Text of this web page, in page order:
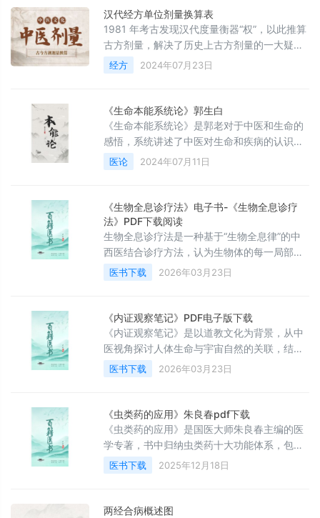
汉代经方单位剂量换算表
1981 年考古发现汉代度量衡器“权”，以此推算
古方剂量，解决了历史上古方剂量的一大疑
案，在互联网上流传的度量衡换算（包括柯雪
帆、李可、郝万山等）整理如下：1 斤 = 16 两
15.625 克、一铢 = 0.65 克、1 升 = 10 合 =
200 毫升等。
经方 2024年07月23日
《生命本能系统论》郭生白
《生命本能系统论》是郭老对于中医和生命的
感悟，系统讲述了中医对生命和疾病的认识、
生命本能五大系统以及自主调节的治疗方法。
非常适合中医小白入门学习和认识中医。
医论 2024年07月11日
《生物全息诊疗法》电子书-《生物全息诊疗
法》PDF下载阅读
生物全息诊疗法‌是一种基于“生物全息律”的中
西医结合诊疗方法，认为生物体的‌每一局部
（全息元）都包含整体信息‌，可通过刺激特定
区域（如第二掌骨侧）来诊断和治疗全身疾
医书下载 2026年03月23日
《内证观察笔记》PDF电子版下载
《内证观察笔记》是以道教文化为背景，从中
医视角探讨人体生命与宇宙自然的关联，结合
外在观察与内在实证，分析藏腑、经络等概念
的一本道医书籍。
医书下载 2026年03月23日
《虫类药的应用》朱良春pdf下载
《虫类药的应用》是国医大师朱良春主编的医
学专著，书中归纳虫类药十大功能体系，包含
抗肿瘤、治风湿顽痹等疑难病症的实践医案，
强调配伍禁忌与剂型改进。
医书下载 2025年12月18日
两经合病概述图